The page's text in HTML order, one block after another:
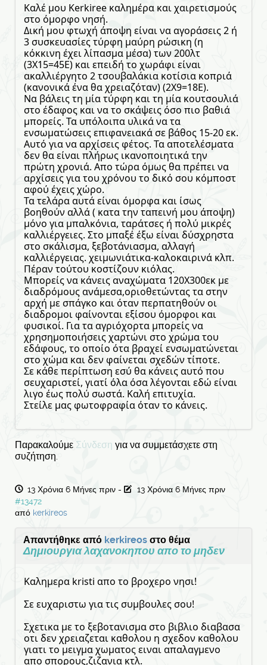
Καλέ μου Kerkiree καλημέρα και χαιρετισμούς
στο όμορφο νησή.
Δική μου φτωχή άποψη είναι να αγοράσεις 2 ή
3 συσκευασίες τύρφη μαύρη ρώσικη (η
κόκκινη έχει λίπασμα μέσα) των 200λτ
(3Χ15=45Ε) και επειδή το χωράφι είναι
ακαλλιέργητο 2 τσουβαλάκια κοτίσια κοπριά
(κανονικά ένα θα χρειαζόταν) (2Χ9=18Ε).
Να βάλεις τη μία τύρφη και τη μία κουτσουλιά
στο έδαφος και να το σκάψεις όσο πιο βαθιά
μπορείς. Τα υπόλοιπα υλικά να τα
ενσωματώσεις επιφανειακά σε βάθος 15-20 εκ.
Αυτό για να αρχίσεις φέτος. Τα αποτελέσματα
δεν θα είναι πλήρως ικανοποιητικά την
πρώτη χρονιά. Απο τώρα όμως θα πρέπει να
αρχίσεις για του χρόνου το δικό σου κόμποστ
αφού έχεις χώρο.
Τα τελάρα αυτά είναι όμορφα και ίσως
βοηθούν αλλά ( κατα την ταπεινή μου άποψη)
μόνο για μπαλκόνια, ταράτσες ή πολύ μικρές
καλλιέργειες. Στο μπαξέ έξω είναι δύσχρηστα
στο σκάλισμα, ξεβοτάνιασμα, αλλαγή
καλλιέργειας. χειμωνιάτικα-καλοκαιρινά κλπ.
Πέραν τούτου κοστίζουν κιόλας.
Μπορείς να κάνεις αναχώματα 120Χ300εκ με
διαδρόμους ανάμεσα,οριοθετώντας τα στην
αρχή με σπάγκο και όταν περπατηθούν οι
διαδρομοι φαίνονται εξίσου όμορφοι και
φυσικοί. Για τα αγριόχορτα μπορείς να
χρησημοποιήσεις χαρτώνι στο χρώμα του
εδάφους, το οποίο ότα βραχεί ενσωματώνεται
στο χώμα και δεν φαίνεται σχεδών τίποτε.
Σε κάθε περίπτωση εσύ θα κάνεις αυτό που
σευχαριστεί, γιατί όλα όσα λέγονται εδώ είναι
λιγο έως πολύ σωστά. Καλή επιτυχία.
Στείλε μας φωτοφραφία όταν το κάνεις.
Παρακαλούμε Σύνδεση για να συμμετάσχετε στη
συζήτηση.
13 Χρόνια 6 Μήνες πριν -
13 Χρόνια 6 Μήνες πριν
#13472
από kerkireos
Απαντήθηκε από kerkireos στο θέμα
Δημιουργια λαχανοκηπου απο το μηδεν
Καλημερα kristi απο το βροχερο νησι!
Σε ευχαριστω για τις συμβουλες σου!
Σχετικα με το ξεβοτανισμα στο βιβλιο διαβασα
οτι δεν χρειαζεται καθολου η σχεδον καθολου
γιατι το μειγμα χωματος ειναι απαλαγμενο
απο σπορους,ζιζανια κτλ.